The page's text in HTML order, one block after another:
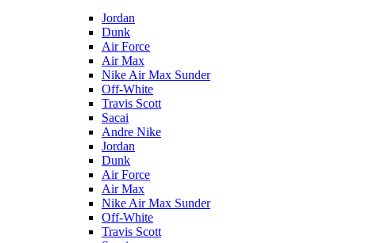
Jordan
Dunk
Air Force
Air Max
Nike Air Max Sunder
Off-White
Travis Scott
Sacai
Andre Nike
Jordan
Dunk
Air Force
Air Max
Nike Air Max Sunder
Off-White
Travis Scott